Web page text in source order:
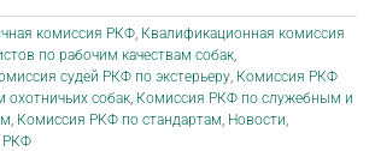
комиссия РКФ Квалификационная комиссия
по рабочим качествам собак
судей РКФ по экстерьеру Комиссия РКФ
охотничьих собак Комиссия РКФ по служебным и
Комиссия РКФ по стандартам Новости
РКФ